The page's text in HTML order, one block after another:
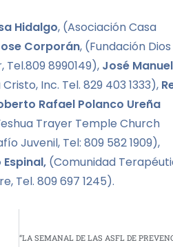
Hidalgo, (Asociación Casa
Corporán, (Fundación Dios
8990149), José Manuel
Inc. Tel. 829 403 1333),
Rafael Polanco Ureña
Trayer Temple Church
Juvenil, Tel: 809 582 1909),
(Comunidad
Tel. 809 697 1245).